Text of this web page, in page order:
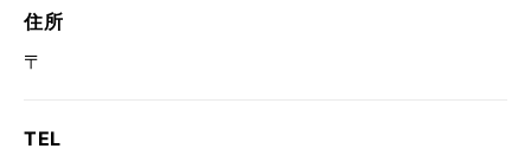
住所
〒
TEL